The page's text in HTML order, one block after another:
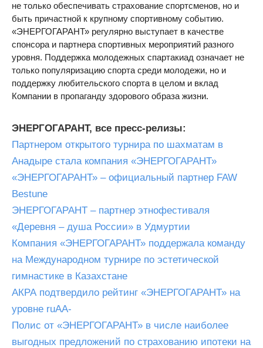
не только обеспечивать страхование спортсменов, но и
быть причастной к крупному спортивному событию.
«ЭНЕРГОГАРАНТ» регулярно выступает в качестве
спонсора и партнера спортивных мероприятий разного
уровня. Поддержка молодежных спартакиад означает не
только популяризацию спорта среди молодежи, но и
поддержку любительского спорта в целом и вклад
Компании в пропаганду здорового образа жизни.
ЭНЕРГОГАРАНТ, все пресс-релизы:
Партнером открытого турнира по шахматам в
Анадыре стала компания «ЭНЕРГОГАРАНТ»
«ЭНЕРГОГАРАНТ» – официальный партнер FAW
Bestune
ЭНЕРГОГАРАНТ – партнер этнофестиваля
«Деревня – душа России» в Удмуртии
Компания «ЭНЕРГОГАРАНТ» поддержала команду
на Международном турнире по эстетической
гимнастике в Казахстане
АКРА подтвердило рейтинг «ЭНЕРГОГАРАНТ» на
уровне ruAA-
Полис от «ЭНЕРГОГАРАНТ» в числе наиболее
выгодных предложений по страхованию ипотеки на